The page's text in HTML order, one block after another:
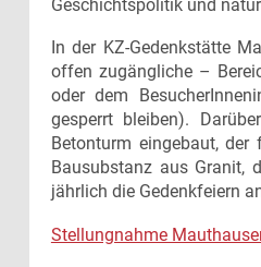
Geschichtspolitik und
In der KZ-Gedenkstätte
offen zugängliche –
oder dem
gesperrt bleiben).
Betonturm eingebaut,
Bausubstanz aus Granit,
jährlich die Gedenkfeiern
Stellungnahme